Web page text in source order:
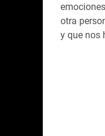
otra
y que nos